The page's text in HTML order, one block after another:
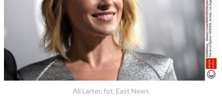
Ali Larter, fot. East News